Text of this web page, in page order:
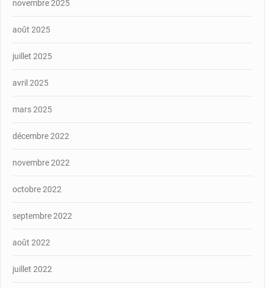
novembre 2025
août 2025
juillet 2025
avril 2025
mars 2025
décembre 2022
novembre 2022
octobre 2022
septembre 2022
août 2022
juillet 2022